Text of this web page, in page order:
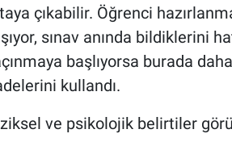
çıkabilir. Öğrenci
sınav anında bildiklerini
başlıyorsa burada
kullandı.
ve psikolojik belirtiler